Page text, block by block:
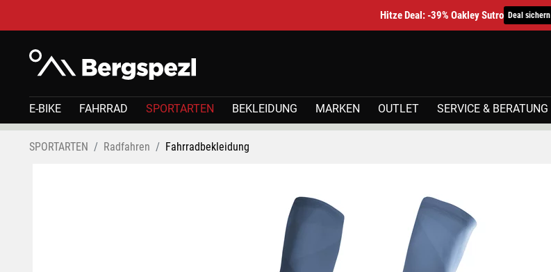
Hitze Deal: -39% Oakley Sutro Deal sichern
E-BIKE FAHRRAD SPORTARTEN BEKLEIDUNG MARKEN OUTLET SERVICE & BERATUNG
SPORTARTEN Radfahren Fahrradbekleidung